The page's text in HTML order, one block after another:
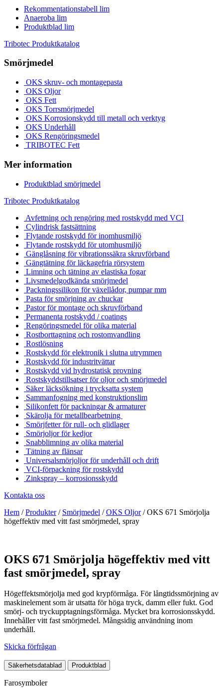
Rekommentationstabell lim
Anaeroba lim
Produktblad lim
Tribotec Produktkatalog
Smörjmedel
OKS skruv- och montagepasta
OKS Oljor
OKS Fett
OKS Torrsmörjmedel
OKS Korrosionskydd till metall och verktyg
OKS Underhåll
OKS Rengöringsmedel
TRIBOTEC Fett
Mer information
Produktblad smörjmedel
Tribotec Produktkatalog
Avfettning och rengöring med rostskydd med VCI
Cylindrisk fastsättning
Flytande rostskydd för inomhusmiljö
Flytande rostskydd för utomhusmiljö
Gänglåsning för vibrationssäkra skruvförband
Gängtätning för läckagefria rörsystem
Limning och tätning av elastiska fogar
Livsmedelgodkända smörjmedel
Packningssilikon för växellådor, pumpar mm
Pasta för smörjning av chuckar
Pastor för montage och skruvförband
Permanenta rostskydd / coatings
Rengöringsmedel för olika material
Rostborttagning och rostomvandling
Rostlösning
Rostskydd för elektronik i slutna utrymmen
Rostskydd för industritvättar
Rostskydd vid hydrostatisk provning
Rostskyddstillsatser för oljor och smörjmedel
Säker läcksökning i trycksatta system
Sammanfogning med konstruktionslim
Silikonfett för packningar & armaturer
Skärolja för metallbearbetning
Smörjfetter för rull- och glidlager
Smörjoljor för kedjor
Snabblimning av olika material
Tätning av flänsar
Universalsmörjoljor för underhåll och drift
VCI-förpackning för rostskydd
Zinkspray – korrosionsskydd
Kontakta oss
Hem /Produkter/ Smörjmedel /OKS Oljor/OKS 671 Smörjolja
högeffektiv med vitt fast smörjmedel, spray
OKS 671 Smörjolja högeffektiv med vitt
fast smörjmedel, spray
Högeffektsmörjolja med god krypförmåga. För långtidssmörjning av
maskinelement som är utsatta för höga tryck, damm eller fukt. God
smörj- och tryckupptagningsförmåga. Mycket bra korrosionsskydd.
Innehåller vitt fast smörjmedel. Mångsidig användning inom
underhåll.
Skicka förfrågan
Säkerhetsdatablad Produktblad
Farosymboler